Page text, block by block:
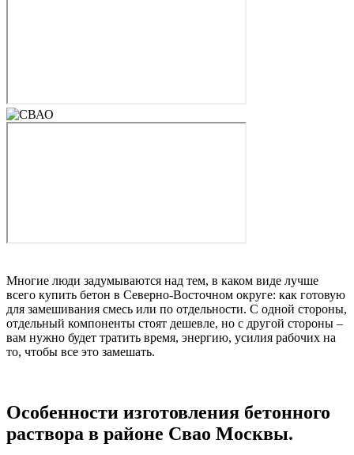
Многие люди задумываются над тем, в каком виде лучше
всего купить бетон в Северно-Восточном округе: как готовую
для замешивания смесь или по отдельности. С одной стороны,
отдельный компоненты стоят дешевле, но с другой стороны –
вам нужно будет тратить время, энергию, усилия рабочих на
то, чтобы все это замешать.
Особенности изготовления бетонного
раствора в районе Свао Москвы.